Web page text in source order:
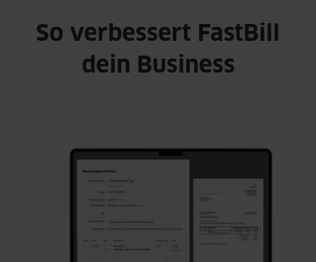
So verbessert FastBill
dein Business